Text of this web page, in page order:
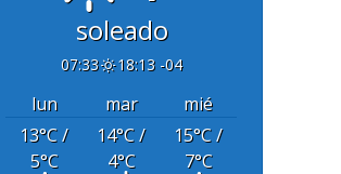
soleado
07:33 18:13 -04
lun mar
mié
13°C/
5°C
14°C/
4°C
15°C/
7°C